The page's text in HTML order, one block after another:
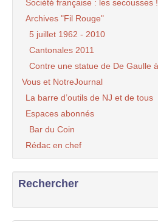
Société française : les secousses !
Archives "Fil Rouge"
5 juillet 1962 - 2010
Cantonales 2011
Contre une statue de De Gaulle
Vous et NotreJournal
La barre d’outils de NJ et de tous
Espaces abonnés
Bar du Coin
Rédac en chef
Rechercher